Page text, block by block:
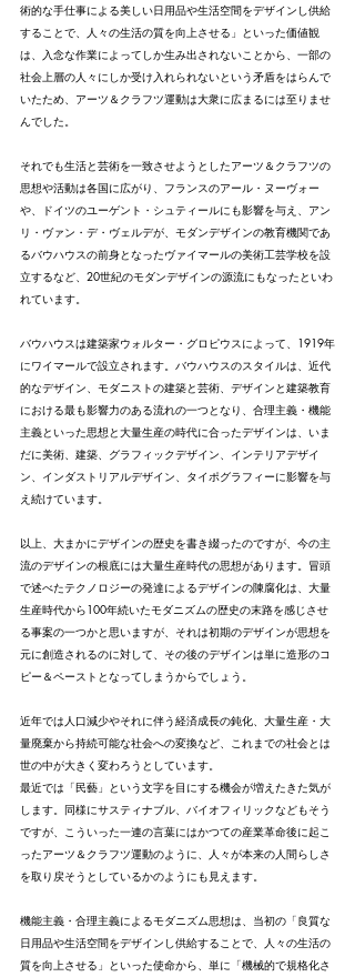
術的な手仕事による美しい日用品や生活空間をデザインし供給
することで、人々の生活の質を向上させる」といった価値観
は、入念な作業によってしか生み出されないことから、一部の
社会上層の人々にしか受け入れられないという矛盾をはらんで
いたため、アーツ＆クラフツ運動は大衆に広まるには至りませ
んでした。
それでも生活と芸術を一致させようとしたアーツ＆クラフツの
思想や活動は各国に広がり、 フランスのアール・ヌーヴォー
や、ドイツのユーゲント・シュティールにも影響を与え、アン
リ・ヴァン・デ・ヴェルデが、モダンデザインの教育機関であ
るバウハウスの前身となったヴァイマールの美術工芸学校を設
立するなど、 20世紀のモダンデザインの源流にもなったといわ
れています。
バウハウスは建築家ウォルター・グロピウスによって、1919年
にワイマールで設立されます。バウハウスのスタイルは、近代
的なデザイン、モダニストの建築と芸術、デザインと建築教育
における最も影響力のある流れの一つとなり、 合理主義・機能
主義といった思想と大量生産の時代に合ったデザインは、いま
だに美術、建築、グラフィックデザイン、インテリアデザイ
ン、インダストリアルデザイン、タイポグラフィーに影響を与
え続けています。
以上、大まかにデザインの歴史を書き綴ったのですが、今の主
流のデザインの根底には大量生産時代の思想があります。冒頭
で述べたテクノロジーの発達によるデザインの陳腐化は、大量
生産時代から100年続いたモダニズムの歴史の末路を感じさせ
る事案の一つかと思いますが、それは初期のデザインが思想を
元に創造されるのに対して、その後のデザインは単に造形のコ
ピー＆ペーストとなってしまうからでしょう。
近年では人口減少やそれに伴う経済成長の鈍化、大量生産・大
量廃棄から持続可能な社会への変換など、これまでの社会とは
世の中が大きく変わろうとしています。
最近では「民藝」という文字を目にする機会が増えたきた気が
します。同様にサスティナブル、バイオフィリックなどもそう
ですが、こういった一連の言葉にはかつての産業革命後に起こ
ったアーツ＆クラフツ運動のように、人々が本来の人間らしさ
を取り戻そうとしているかのようにも見えます。
機能主義・合理主義によるモダニズム思想は、当初の「良質な
日用品や生活空間をデザインし供給することで、人々の生活の
質を向上させる」といった使命から、単に「機械的で規格化さ